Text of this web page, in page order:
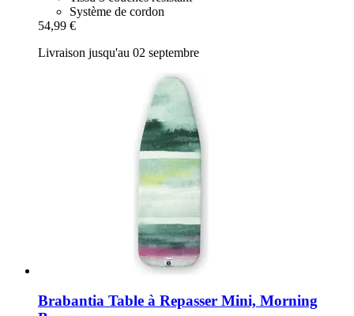
Système de cordon
54,99 €
Livraison jusqu'au 02 septembre
Brabantia Table à Repasser Mini, Morning